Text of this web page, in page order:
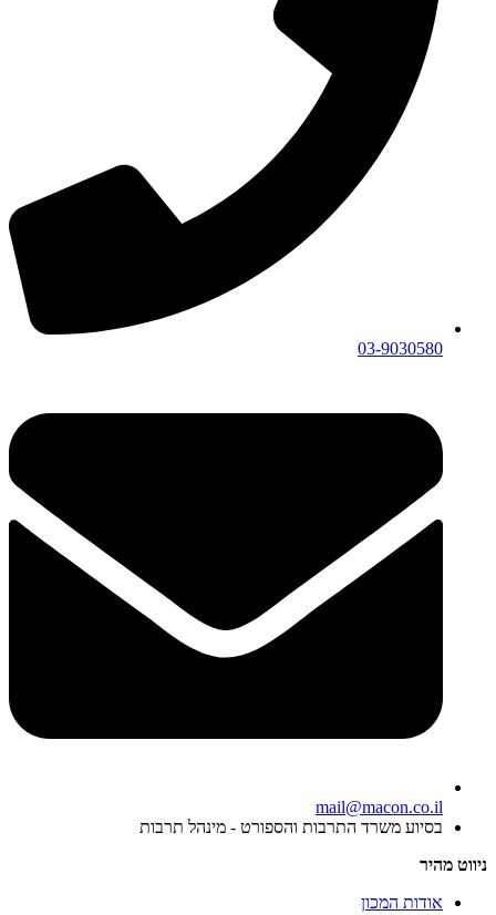
03-9030580
mail@macon.co.il
בסיוע משרד התרבות והספורט - מינהל תרבות
ניווט מהיר
אודות המכון